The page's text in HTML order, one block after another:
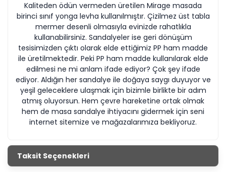
Kaliteden ödün vermeden üretilen Mirage masada
birinci sınıf yonga levha kullanılmıştır. Çizilmez üst tabla
mermer desenli olmasıyla evinizde rahatlıkla
kullanabilirsiniz. Sandalyeler ise geri dönüşüm
tesisimizden çıktı olarak elde ettiğimiz PP ham madde
ile üretilmektedir. Peki PP ham madde kullanılarak elde
edilmesi ne mi anlam ifade ediyor? Çok şey ifade
ediyor. Aldığın her sandalye ile doğaya saygı duyuyor ve
yeşil geleceklere ulaşmak için bizimle birlikte bir adım
atmış oluyorsun. Hem çevre hareketine ortak olmak
hem de masa sandalye ihtiyacını gidermek için seni
internet sitemize ve mağazalarımıza bekliyoruz.
Taksit Seçenekleri